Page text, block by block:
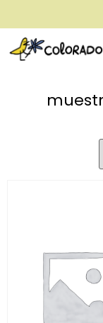
envío gratis a partir